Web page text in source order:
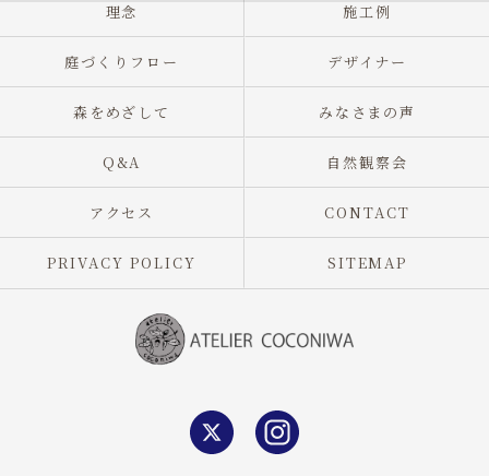
理念 施工例
庭づくりフロー デザイナー
森をめざして みなさまの声
Q&A 自然観察会
アクセス CONTACT
PRIVACY POLICY SITEMAP